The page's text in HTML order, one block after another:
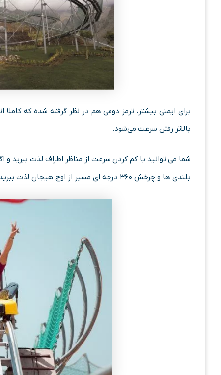
بالاتر رفتن سرعت می‌شود.
شما می توانید با کم کردن سرعت از مناظر اطراف لذت ببرید
بلندی ها و چرخش ۳۶۰ درجه ای مسیر از اوج هیجان لذت ببرید.